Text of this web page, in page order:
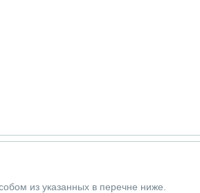
из указанных в перечне ниже.